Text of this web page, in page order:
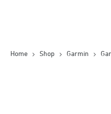
Home Shop Garmin